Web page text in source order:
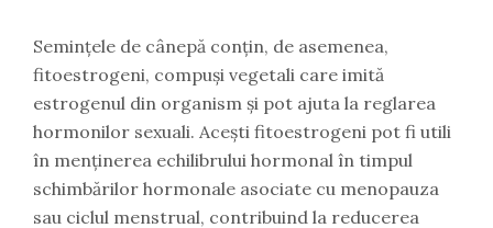
Semințele de cânepă conțin, de asemenea,
fitoestrogeni, compuși vegetali care imită
estrogenul din organism și pot ajuta la reglarea
hormonilor sexuali. Acești fitoestrogeni pot fi utili
în menținerea echilibrului hormonal în timpul
schimbărilor hormonale asociate cu menopauza
sau ciclul menstrual, contribuind la reducerea